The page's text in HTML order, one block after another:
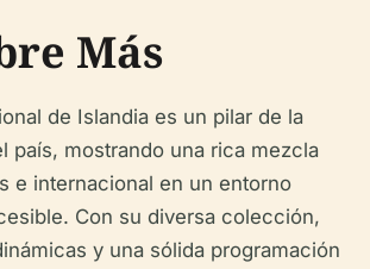
Más
de Islandia es un pilar de la
país, mostrando una rica mezcla
e internacional en un entorno
Con su diversa colección,
y una sólida programación